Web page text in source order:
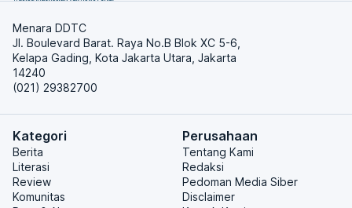
Menara DDTC
Jl. Boulevard Barat. Raya No.B Blok XC 5-6,
Kelapa Gading, Kota Jakarta Utara, Jakarta
14240
(021) 29382700
Kategori
Berita
Literasi
Review
Komunitas
Perusahaan
Tentang Kami
Redaksi
Pedoman Media Siber
Disclaimer